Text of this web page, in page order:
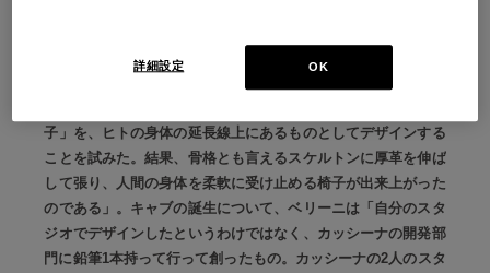
が〈椅子〉なのかもしれない。それゆえに〈4本脚、座、背〉
子」を、ヒトの身体の延長線上にあるものとしてデザインする
ことを試みた。結果、骨格とも言えるスケルトンに厚革を伸ば
して張り、人間の身体を柔軟に受け止める椅子が出来上がった
のである」。キャブの誕生について、ベリーニは「自分のスタ
ジオでデザインしたというわけではなく、カッシーナの開発部
門に鉛筆1本持って行って創ったもの。カッシーナの2人のスタ
OK
詳細設定